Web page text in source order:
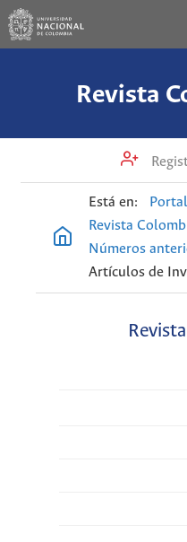
Revista
Está en:
Revista
Números
Artículos de